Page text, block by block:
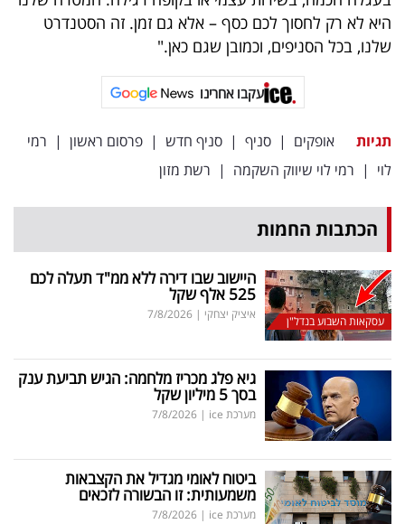
היא לא רק לחסוך לכם כסף – אלא גם זמן. זה הסטנדרט
שלנו, בכל הסניפים, וכמובן שגם כאן."
עקבו אחרינו
תגיות אופקים | סניף | סניף חדש | פרסום ראשון | רמי
לוי | רמי לוי שיווק השקמה | רשת מזון
הכתבות החמות
עסקאות השבוע בנדל"ן
היישוב שבו דירה ללא ממ"ד תעלה לכם
525 אלף שקל
איציק יצחקי |
7/8/2026
גיא פלג מכריז מלחמה: הגיש תביעת ענק
בסך 5 מיליון שקל
מערכת ice |
7/8/2026
ביטוח לאומי מגדיל את הקצבאות
משמעותית: זו הבשורה לזכאים
מערכת ice |
7/8/2026